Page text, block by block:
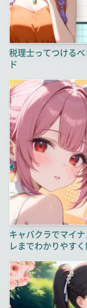
税理士ってつける
ド
キャバクラでマイ
レまでわかりやす